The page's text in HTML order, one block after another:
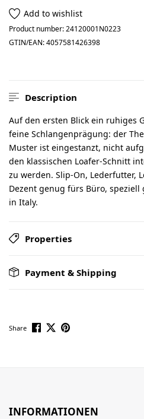
Add to wishlist
Product number:24120001N0223
GTIN/EAN:4057581426398
Description
Auf den ersten Blick ein ruhiges
feine Schlangenprägung: der
Muster ist eingestanzt, nicht
den klassischen Loafer-Schnitt
zu werden. Slip-On, Lederfutter,
Dezent genug fürs Büro,
in Italy.
Properties
Payment & Shipping
Share
INFORMATIONEN